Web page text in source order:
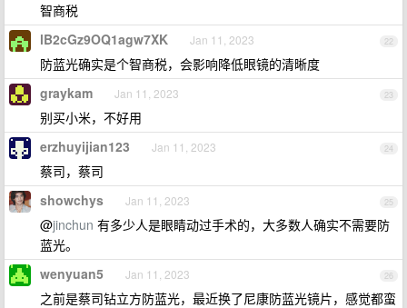
智商税
22
lB2cGz9OQ1agw7XK Jan 11, 2023
防蓝光确实是个智商税，会影响降低眼镜的清晰度
23
graykam Jan 11, 2023
别买小米，不好用
24
erzhuyijian123 Jan 11, 2023
蔡司，蔡司
25
showchys Jan 11, 2023
@jinchun 有多少人是眼睛动过手术的，大多数人确实不需要防
蓝光。
26
wenyuan5 Jan 11, 2023
之前是蔡司钻立方防蓝光，最近换了尼康防蓝光镜片，感觉都蛮